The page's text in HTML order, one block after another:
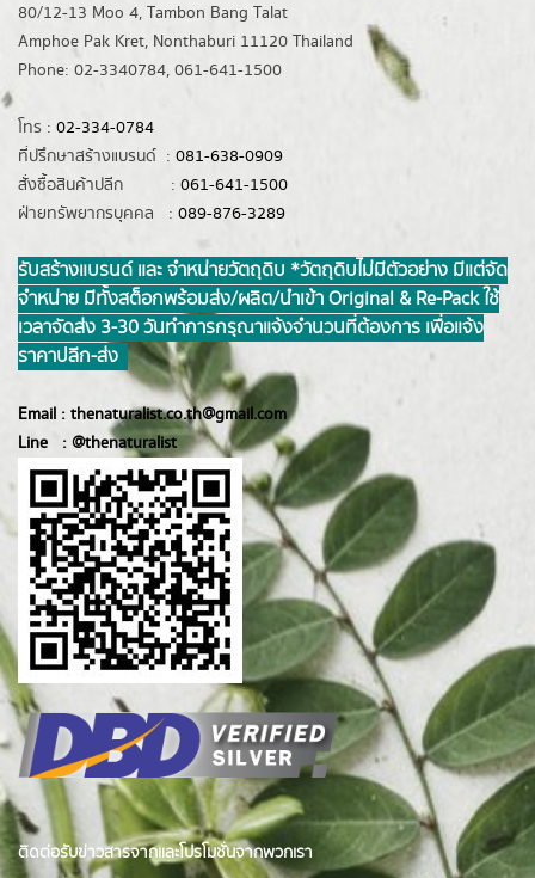
80/12-13 Moo 4, Tambon Bang Talat
Amphoe Pak Kret, Nonthaburi 11120 Thailand
Phone: 02-3340784, 061-641-1500
โทร : 02-334-0784
ที่ปรึกษาสร้างแบรนด์ : 081-638-0909
สั่งซื้อสินค้าปลีก : 061-641-1500
ฝ่ายทรัพยากรบุคคล : 089-876-3289
รับสร้างแบรนด์ และ จำหน่ายวัตถุดิบ *วัตถุดิบไม่มีตัวอย่าง มีแต่จัด
จำหน่าย มีทั้งสต็อกพร้อมส่ง/ผลิต/นำเข้า Original & Re-Pack ใช้
เวลาจัดส่ง 3-30 วันทำการ กรุณาแจ้งจำนวนที่ต้องการ เพื่อแจ้ง
ราคาปลีก-ส่ง
Email : thenaturalist.co.th@gmail.com
Line : @thenaturalist
ติดต่อรับข่าวสารจากและโปรโมชั่นจากพวกเรา